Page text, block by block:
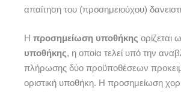
απαίτηση του (προσημειούχου)
Η προσημείωση υποθήκης ορίζεται
υποθήκης, η οποία τελεί υπό την
πλήρωσης δύο προϋποθέσεων
οριστική υποθήκη. Η προσημείωση